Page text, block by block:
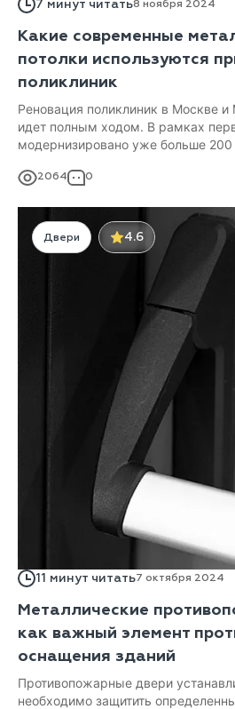
7 минут читать8 ноября 2024
Какие современные
потолки используются
поликлиник
Реновация поликлиник в Москве и
идет полным ходом. В рамках
модернизировано уже больше 200
2064 0
Двери 4.6
11 минут читать7 октября 2024
Металлические
как важный элемент
оснащения зданий
Противопожарные двери
необходимо защитить